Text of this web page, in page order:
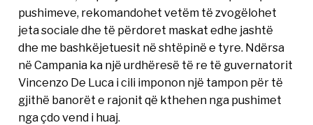
pushimeve, rekomandohet vetëm të zvogëlohet
jeta sociale dhe të përdoret maskat edhe jashtë
dhe me bashkëjetuesit në shtëpinë e tyre. Ndërsa
në Campania ka një urdhëresë të re të guvernatorit
Vincenzo De Luca i cili imponon një tampon për të
gjithë banorët e rajonit që kthehen nga pushimet
nga çdo vend i huaj.